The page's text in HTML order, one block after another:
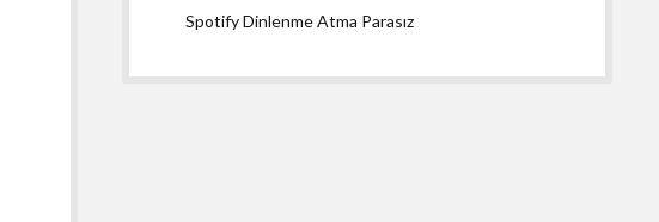
Spotify Dinlenme Atma Parasız